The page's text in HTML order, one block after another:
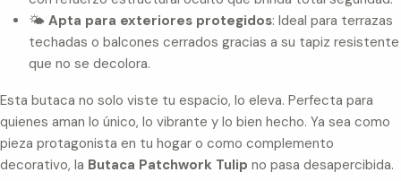
🌤 Apta para exteriores protegidos: Ideal para terrazas
techadas o balcones cerrados gracias a su tapiz resistente
que no se decolora.
Esta butaca no solo viste tu espacio, lo eleva. Perfecta para
quienes aman lo único, lo vibrante y lo bien hecho. Ya sea como
pieza protagonista en tu hogar o como complemento
decorativo, la Butaca Patchwork Tulip no pasa desapercibida.